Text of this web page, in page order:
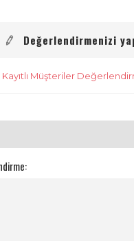
Değerlendirmenizi
Müşteriler